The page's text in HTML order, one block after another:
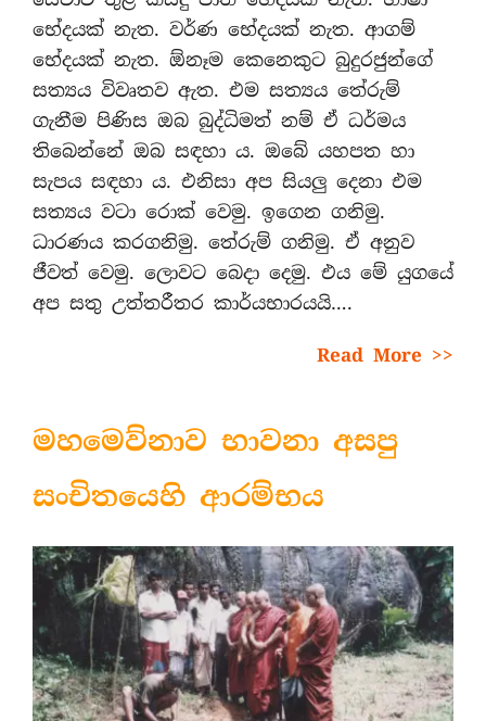
භේදයක් නැත. වර්ණ භේදයක් නැත. ආගම්
භේදයක් නැත. ඕනෑම කෙනෙකුට බුදුරජුන්ගේ
සත්‍යය විවෘතව ඇත. එම සත්‍යය තේරුම්
ගැනීම පිණිස ඔබ බුද්ධිමත් නම් ඒ ධර්මය
තිබෙන්නේ ඔබ සඳහා ය. ඔබේ යහපත හා
සැපය සඳහා ය. එනිසා අප සියලු දෙනා එම
සත්‍යය වටා රොක් වෙමු. ඉගෙන ගනිමු.
ධාරණය කරගනිමු. තේරුම් ගනිමු. ඒ අනුව
ජීවත් වෙමු. ලොවට බෙදා දෙමු. එය මේ යුගයේ
අප සතු උත්තරීතර කාර්යභාරයයි….
Read More >>
මහමෙව්නාව භාවනා අසපු
සංචිතයෙහි ආරම්භය